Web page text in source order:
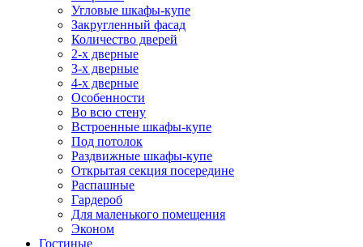
Угловые шкафы-купе
Закругленный фасад
Количество дверей
2-х дверные
3-х дверные
4-х дверные
Особенности
Во всю стену
Встроенные шкафы-купе
Под потолок
Раздвижные шкафы-купе
Открытая секция посередине
Распашные
Гардероб
Для маленького помещения
Эконом
Гостиные